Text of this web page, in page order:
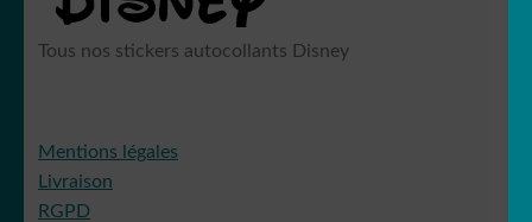
Tous nos stickers autocollants Disney
Mentions légales
Livraison
RGPD